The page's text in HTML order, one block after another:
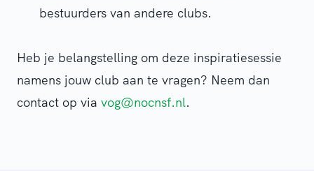
bestuurders van andere clubs.
Heb je belangstelling om deze inspiratiesessie
namens jouw club aan te vragen? Neem dan
contact op via vog@nocnsf.nl.